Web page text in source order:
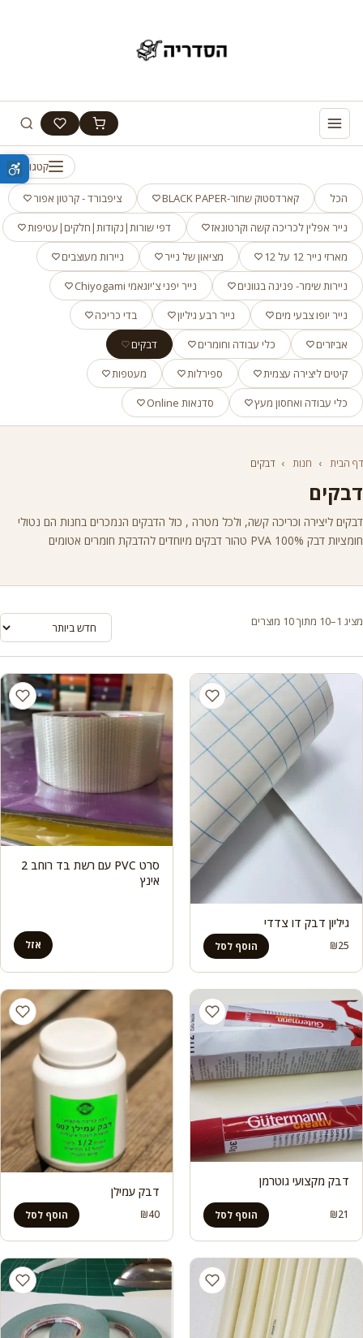
קטגוריות
הכל קארדסטוק שחור-BLACK PAPER
ציפבורד - קרטון אפור
נייר אפלין לכריכה קשה וקרטונאז
דפי שורות|נקודות|חלקים|עטיפות
מארזי נייר 12 על 12
מציאון של נייר
ניירות מעוצבים
ניירות שימר- פנינה בגוונים
נייר יפני צ'יוגאמי Chiyogami
נייר יופו צבעי מים
נייר רבע גיליון
בדי כריכה
אביזרים
כלי עבודה וחומרים
דבקים
קיטים ליצירה עצמית
ספירלות
מעטפות
כלי עבודה ואחסון מעץ
סדנאות Online
דף הבית › חנות › דבקים
דבקים
דבקים ליצירה וכריכה קשה, ולכל מטרה , כול הדבקים הנמכרים בחנות הם נטולי
חומציות דבק PVA 100% טהור דבקים מיוחדים להדבקת חומרים אטומים
מציג 1–10 מתוך 10 מוצרים
גיליון דבק דו צדדי
₪25 הוסף לסל
סרט PVC עם רשת בד רוחב 2
אינץ
אזל
דבק מקצועי גוטרמן
₪21 הוסף לסל
דבק עמילן
₪40 הוסף לסל